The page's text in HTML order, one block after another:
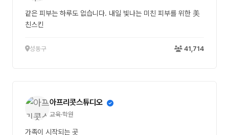
같은 피부는 하루도 없습니다. 내일 빛나는 미친 피부를 위한 美
친스킨
성동구 41,714
아프리콧스튜디오
교육·학원
가족이 시작되는 곳